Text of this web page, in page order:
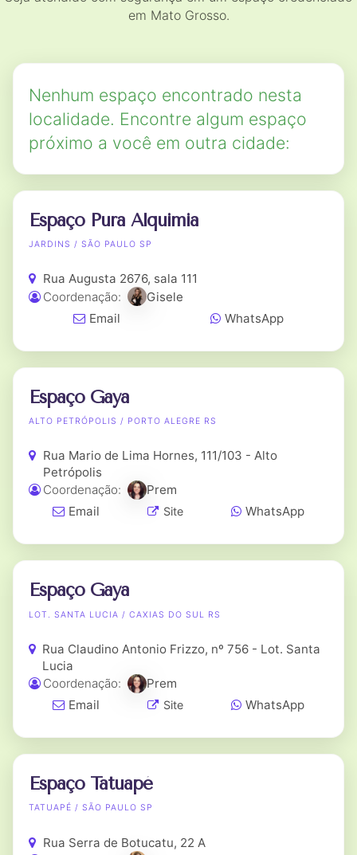
em Mato Grosso.
Nenhum espaço encontrado nesta
localidade. Encontre algum espaço
próximo a você em outra cidade:
Espaço Pura Alquimia
JARDINS / SÃO PAULO SP
Rua Augusta 2676, sala 111
Coordenação:
Gisele
Email
WhatsApp
Espaço Gaya
ALTO PETRÓPOLIS / PORTO ALEGRE RS
Rua Mario de Lima Hornes, 111/103 - Alto
Petrópolis
Coordenação:
Prem
Email
Site WhatsApp
Espaço Gaya
LOT. SANTA LUCIA / CAXIAS DO SUL RS
Rua Claudino Antonio Frizzo, nº 756 - Lot. Santa
Lucia
Coordenação:
Prem
Email
Site WhatsApp
Espaço Tatuapé
TATUAPÉ / SÃO PAULO SP
Rua Serra de Botucatu, 22 A